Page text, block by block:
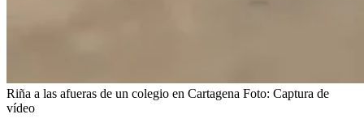
Riña a las afueras de un colegio en Cartagena Foto: Captura de
vídeo